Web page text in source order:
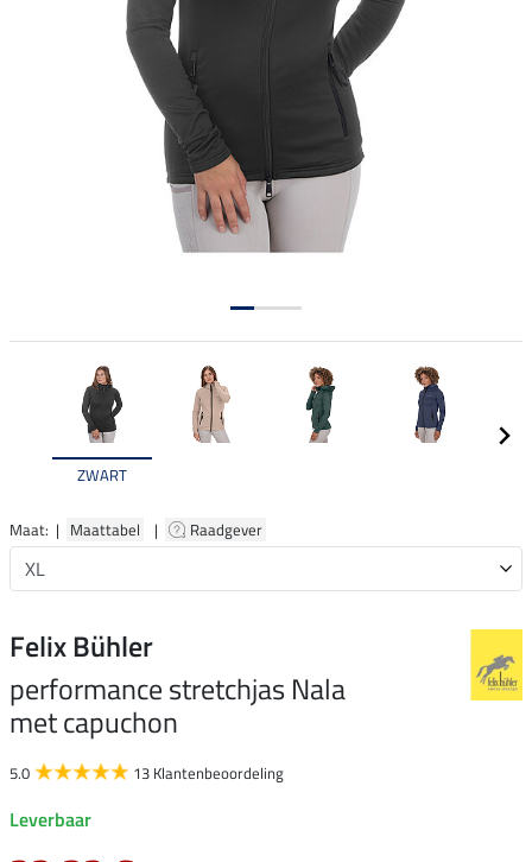
ZWART
Maat: | Maattabel | Raadgever
Felix Bühler
performance stretchjas Nala
met capuchon
5.0 13 Klantenbeoordeling
Leverbaar